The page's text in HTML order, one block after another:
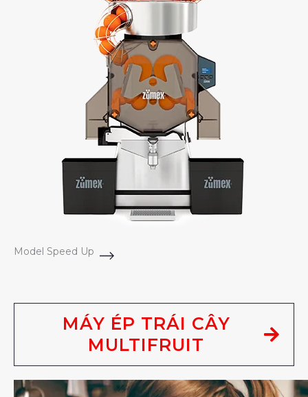
Model Speed Up
MÁY ÉP TRÁI CÂY
MULTIFRUIT